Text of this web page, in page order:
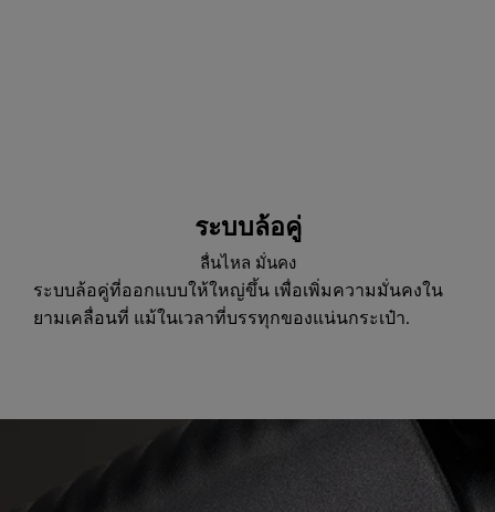
ระบบล้อคู่
ลื่นไหล มั่นคง
ระบบล้อคู่ที่ออกแบบให้ใหญ่ขึ้น เพื่อเพิ่มความมั่นคงใน
ยามเคลื่อนที่ แม้ในเวลาที่บรรทุกของแน่นกระเป๋า.